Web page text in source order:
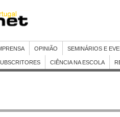
OPINIÃO SEMINÁRIOS E
CIÊNCIA NA ESCOLA